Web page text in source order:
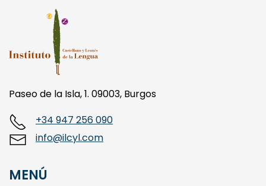
Paseo de la Isla, 1. 09003, Burgos
info@ilcyl.com